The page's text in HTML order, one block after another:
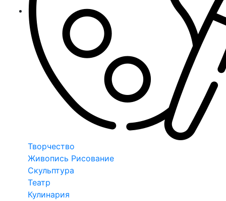
Творчество
Живопись Рисование
Скульптура
Театр
Кулинария